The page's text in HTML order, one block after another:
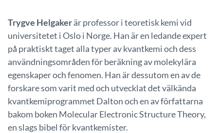
Trygve Helgakerär professor i teoretisk kemi vid
universitetet i Oslo i Norge. Han är en ledande expert
på praktiskt taget alla typer av kvantkemi och dess
användningsområden för beräkning av molekylära
egenskaper och fenomen. Han är dessutom en av de
forskare som varit med och utvecklat det välkända
kvantkemiprogrammet Dalton och en av författarna
bakom boken Molecular Electronic Structure Theory,
en slags bibel för kvantkemister.